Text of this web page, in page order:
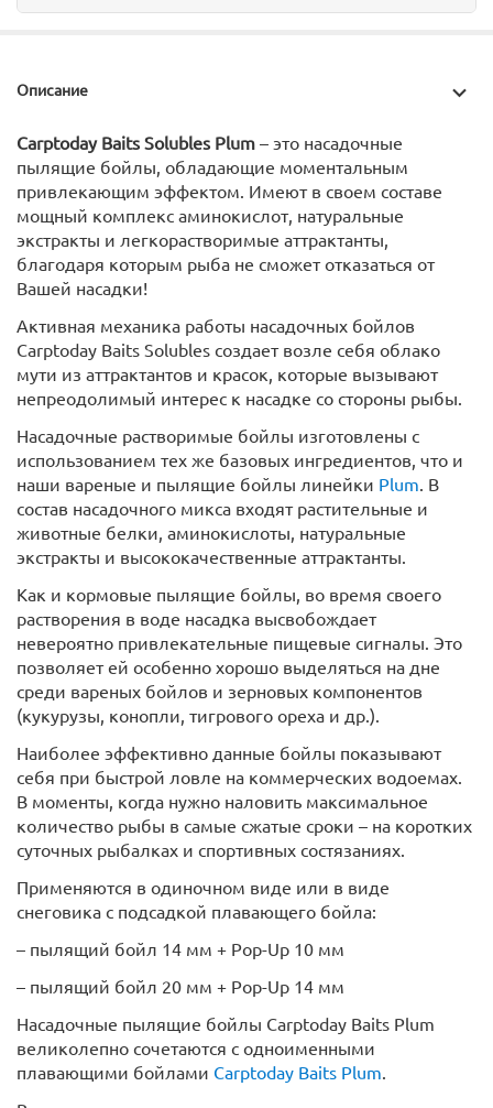
Описание
Carptoday Baits Solubles Plum – это насадочные
пылящие бойлы, обладающие моментальным
привлекающим эффектом. Имеют в своем составе
мощный комплекс аминокислот, натуральные
экстракты и легкорастворимые аттрактанты,
благодаря которым рыба не сможет отказаться от
Вашей насадки!
Активная механика работы насадочных бойлов
Carptoday Baits Solubles создает возле себя облако
мути из аттрактантов и красок, которые вызывают
непреодолимый интерес к насадке со стороны рыбы.
Насадочные растворимые бойлы изготовлены с
использованием тех же базовых ингредиентов, что и
наши вареные и пылящие бойлы линейки Plum . В
состав насадочного микса входят растительные и
животные белки, аминокислоты, натуральные
экстракты и высококачественные аттрактанты.
Как и кормовые пылящие бойлы, во время своего
растворения в воде насадка высвобождает
невероятно привлекательные пищевые сигналы. Это
позволяет ей особенно хорошо выделяться на дне
среди вареных бойлов и зерновых компонентов
(кукурузы, конопли, тигрового ореха и др.).
Наиболее эффективно данные бойлы показывают
себя при быстрой ловле на коммерческих водоемах.
В моменты, когда нужно наловить максимальное
количество рыбы в самые сжатые сроки – на коротких
суточных рыбалках и спортивных состязаниях.
Применяются в одиночном виде или в виде
снеговика с подсадкой плавающего бойла:
– пылящий бойл 14 мм + Pop-Up 10 мм
– пылящий бойл 20 мм + Pop-Up 14 мм
Насадочные пылящие бойлы Carptoday Baits Plum
великолепно сочетаются с одноименными
плавающими бойлами Carptoday Baits Plum